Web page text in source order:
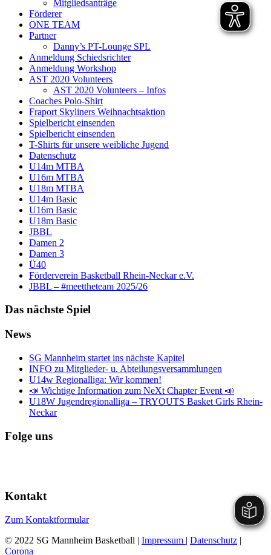
Mitgliedsanträge
Förderer
ONE TEAM
Partner
Danny’s PT-Lounge SPL
Anmeldung Schiedsrichter
Anmeldung Workshop
AST 2020 Volunteers
AST 2020 Volunteers – Infos
Coaches Polo-Shirt
Fraport Skyliners Weihnachtsaktion
Spielbericht einsenden
Spielbericht einsenden
T-Shirts für unsere weibliche Jugend
Datenschutz
U14m MTBA
U16m MTBA
U18m MTBA
U14m Basic
U16m Basic
U18m Basic
JBBL
Damen 2
Damen 3
Ü40
Förderverein Basketball Rhein-Neckar e.V.
JBBL – #meettheteam 2025/26
Das nächste Spiel
News
SG Mannheim startet ins nächste Kapitel
INFO zu Mitglieder- u. Abteilungsversammlungen
U14w Regionalliga: Wir kommen!
📣 Wichtige Information zum NeXt Chapter Event 📣
U18W Jugendregionalliga – TRYOUTS Basket Girls Rhein-
Neckar
Folge uns
Kontakt
Zum Kontaktformular
© 2022 SG Mannheim Basketball | Impressum | Datenschutz |
Corona